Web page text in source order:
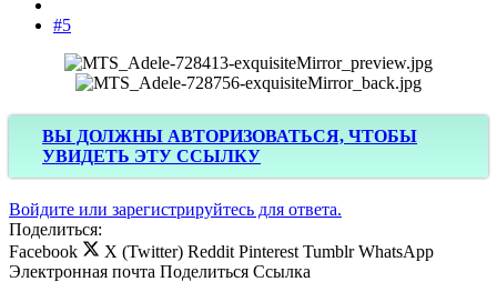
#5
ВЫ ДОЛЖНЫ АВТОРИЗОВАТЬСЯ, ЧТОБЫ
УВИДЕТЬ ЭТУ ССЫЛКУ
Войдите или зарегистрируйтесь для ответа.
Поделиться:
Facebook
X (Twitter) Reddit Pinterest Tumblr WhatsApp
Электронная почта Поделиться Ссылка